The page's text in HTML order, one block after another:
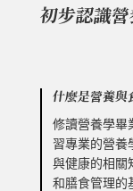
初步認識
什麼是營養與
修讀營養學畢
習專業的營養
與健康的相關
和膳食管理的